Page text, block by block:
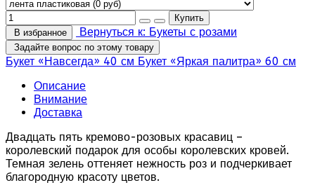
В избранное Вернуться к: Букеты с розами
Задайте вопрос по этому товару
Букет «Навсегда» 40 см Букет «Яркая палитра» 60 см
Описание
Внимание
Доставка
Двадцать пять кремово-розовых красавиц –
королевский подарок для особы королевских кровей.
Темная зелень оттеняет нежность роз и подчеркивает
благородную красоту цветов.